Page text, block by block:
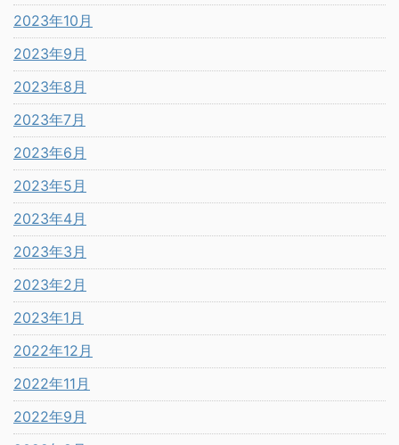
2023年10月
2023年9月
2023年8月
2023年7月
2023年6月
2023年5月
2023年4月
2023年3月
2023年2月
2023年1月
2022年12月
2022年11月
2022年9月